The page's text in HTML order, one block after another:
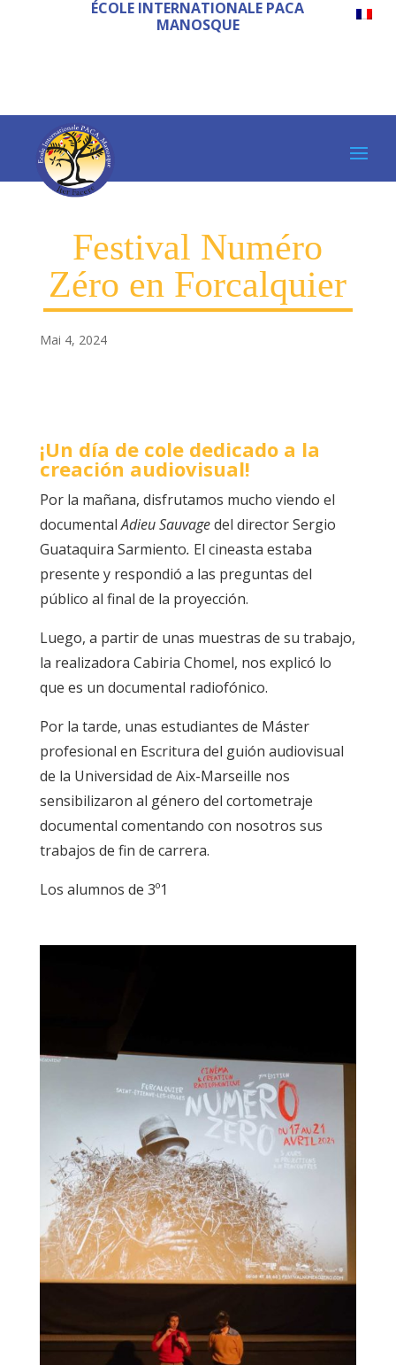
ÉCOLE INTERNATIONALE PACA
MANOSQUE
Festival Numéro
Zéro en Forcalquier
Mai 4, 2024
¡Un día de cole dedicado a la
creación audiovisual!
Por la mañana, disfrutamos mucho viendo el
documentalAdieu Sauvagedel director Sergio
Guataquira Sarmiento. El cineasta estaba
presente y respondió a las preguntas del
público al final de la proyección.
Luego, a partir de unas muestras de su trabajo,
la realizadora Cabiria Chomel, nos explicó lo
que es un documental radiofónico.
Por la tarde, unas estudiantes de Máster
profesional en Escritura del guión audiovisual
de la Universidad de Aix-Marseille nos
sensibilizaron al género del cortometraje
documental comentando con nosotros sus
trabajos de fin de carrera.
Los alumnos de 3º1